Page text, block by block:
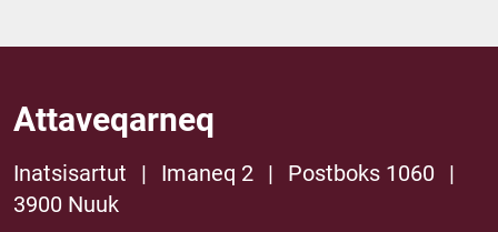
Attaveqarneq
Inatsisartut | Imaneq 2 | Postboks 1060
|
3900 Nuuk